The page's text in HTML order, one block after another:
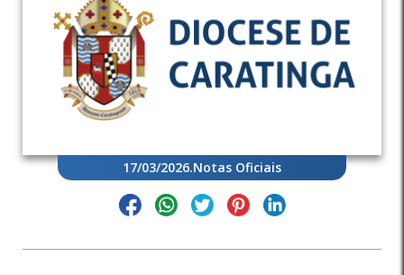
17/03/2026.Notas Oficiais